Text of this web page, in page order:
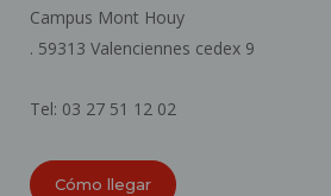
Campus Mont Houy
. 59313 Valenciennes cedex 9
Tel: 03 27 51 12 02
Cómo llegar